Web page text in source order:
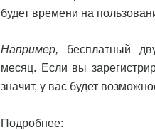
будет времени на
Например, бесплатный
месяц. Если вы
значит, у вас будет
Подробнее: